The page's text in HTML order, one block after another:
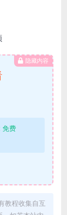
隐藏内容
免费
教程收集自互